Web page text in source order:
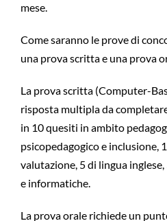
mese.
Come saranno le prove di
una prova scritta e una prova
La prova scritta (Computer-
risposta multipla da
in 10 quesiti in ambito
psicopedagogico e inclusione,
valutazione, 5 di lingua
e informatiche.
La prova orale richiede un